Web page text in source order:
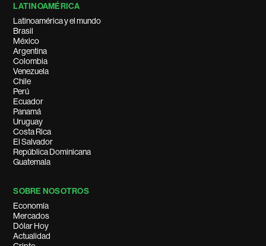
LATINOAMÉRICA
Latinoamérica y el mundo
Brasil
México
Argentina
Colombia
Venezuela
Chile
Perú
Ecuador
Panamá
Uruguay
Costa Rica
El Salvador
República Dominicana
Guatemala
SOBRE NOSOTROS
Economía
Mercados
Dólar Hoy
Actualidad